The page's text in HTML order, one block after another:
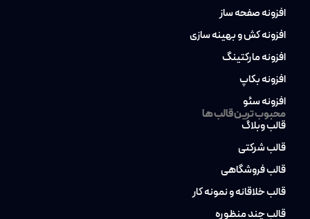
افزونه صفحه ساز
افزونه کش و بهینه سازی
افزونه مارکتینگ
افزونه بکاپ
افزونه سئو
محبوب ترین قالب ها
قالب وبلاگ
قالب شرکتی
قالب فروشگاهی
قالب خلاقانه و نمونه کار
قالب چند منظوره